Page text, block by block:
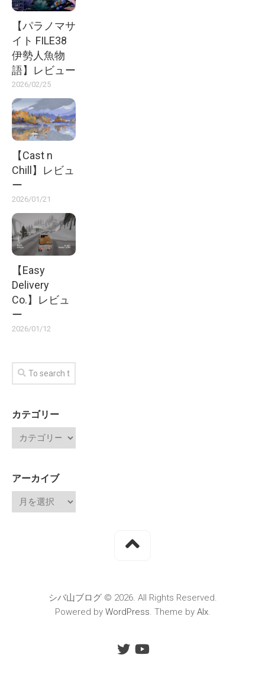
【パラノマサ
イト FILE38
伊勢人魚物
語】レビュー
2026/02/25
【Cast n
Chill】レビュ
ー
2026/01/21
【Easy
Delivery
Co.】レビュ
ー
2026/01/12
カテゴリー
アーカイブ
シバ山ブログ © 2026. All Rights Reserved.
Powered by WordPress. Theme by Alx.